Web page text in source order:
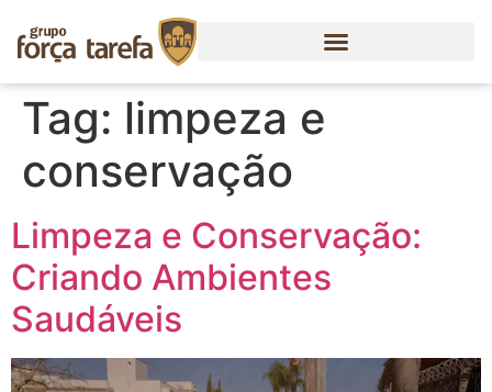
Tag: limpeza e
conservação
Limpeza e Conservação:
Criando Ambientes
Saudáveis